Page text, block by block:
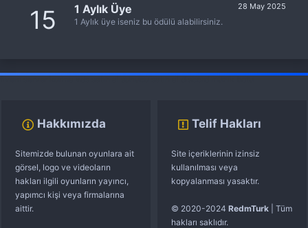
15 28 May 2025
1 Aylık Üye
1 Aylık üye iseniz bu ödülü alabilirsiniz.
Hakkımızda
Sitemizde bulunan oyunlara ait
görsel, logo ve videoların
hakları ilgili oyunların yayıncı,
yapımcı kişi veya firmalarına
aittir.
Telif Hakları
Site içeriklerinin izinsiz
kullanılması veya
kopyalanması yasaktır.
© 2020-2024 RedmTurk | Tüm
hakları saklıdır.